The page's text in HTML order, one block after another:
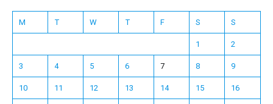
M T W T F S S
1 2
3 4 5 6 7 8 9
10 11 12 13 14 15 16